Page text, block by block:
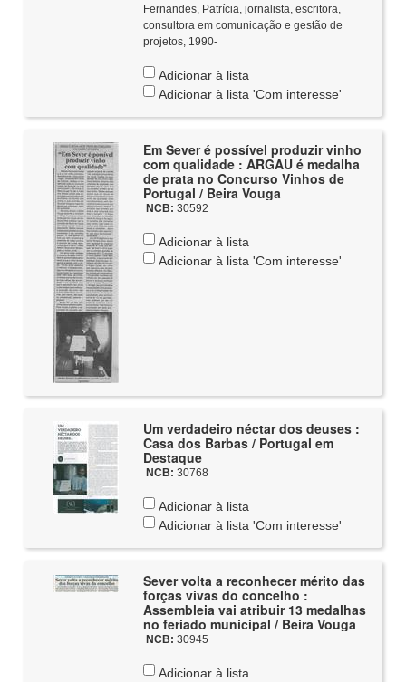
Fernandes, Patrícia, jornalista, escritora,
consultora em comunicação e gestão de
projetos, 1990-
Adicionar à lista
Adicionar à lista 'Com interesse'
Em Sever é possível produzir vinho
com qualidade : ARGAU é medalha
de prata no Concurso Vinhos de
Portugal / Beira Vouga
NCB: 30592
Adicionar à lista
Adicionar à lista 'Com interesse'
Um verdadeiro néctar dos deuses :
Casa dos Barbas / Portugal em
Destaque
NCB: 30768
Adicionar à lista
Adicionar à lista 'Com interesse'
Sever volta a reconhecer mérito das
forças vivas do concelho :
Assembleia vai atribuir 13 medalhas
no feriado municipal / Beira Vouga
NCB: 30945
Adicionar à lista